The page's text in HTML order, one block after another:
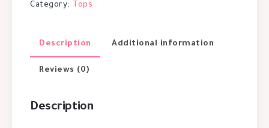
Category: Tops
Description Additional information
Reviews (0)
Description